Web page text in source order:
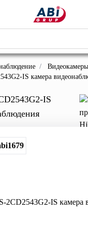
/
IS камера
IS